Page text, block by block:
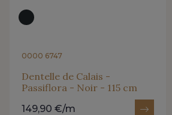
0000 6747
Dentelle de Calais -
Passiflora - Noir - 115 cm
149,90 €/m